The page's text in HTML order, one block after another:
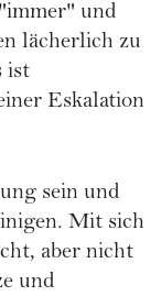
und
lächerlich zu
ist
Eskalation
sein und
Mit sich
aber nicht
und